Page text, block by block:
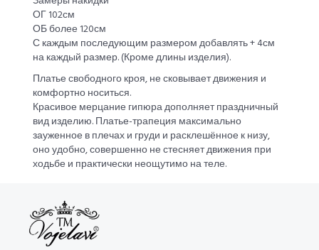
ОГ 102см
ОБ более 120см
С каждым последующим размером добавлять + 4см
на каждый размер. (Кроме длины изделия).
Платье свободного кроя, не сковывает движения и
комфортно носиться.
Красивое мерцание гипюра дополняет праздничный
вид изделию. Платье-трапеция максимально
зауженное в плечах и груди и расклешённое к низу,
оно удобно, совершенно не стесняет движения при
ходьбе и практически неощутимо на теле.